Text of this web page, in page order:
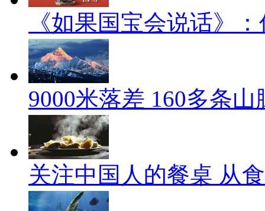
《如果国宝会说话》
9000米落差 160多条
关注中国人的餐桌 从